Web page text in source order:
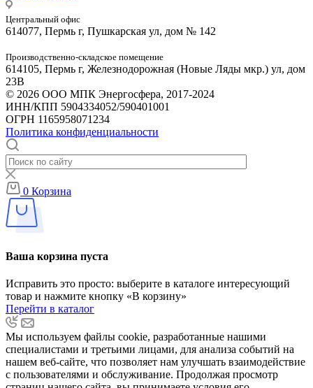
Центральный офис
614077, Пермь г, Пушкарская ул, дом № 142
Производственно-складское помещение
614105, Пермь г, Железнодорожная (Новые Ляды мкр.) ул, дом
23В
© 2026 ООО МПК Энергосфера, 2017-2024
ИНН/КПП 5904334052/590401001
ОГРН 1165958071234
Политика конфиденциальности
0 Корзина
Ваша корзина пуста
Исправить это просто: выберите в каталоге интересующий
товар и нажмите кнопку «В корзину»
Перейти в каталог
Мы используем файлы cookie, разработанные нашими
специалистами и третьими лицами, для анализа событий на
нашем веб-сайте, что позволяет нам улучшать взаимодействие
с пользователями и обслуживание. Продолжая просмотр